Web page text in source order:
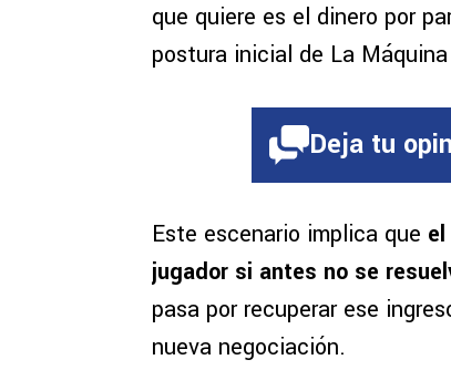
que quiere es el dinero por
postura inicial de La
Deja tu
Este escenario implica que
jugador si antes no se
pasa por recuperar ese
nueva negociación.